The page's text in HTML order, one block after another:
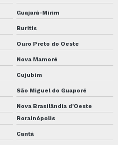
Guajará-Mirim
Buritis
Ouro Preto do Oeste
Nova Mamoré
Cujubim
São Miguel do Guaporé
Nova Brasilândia d'Oeste
Rorainópolis
Cantá